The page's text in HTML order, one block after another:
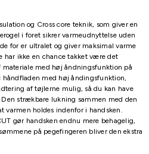
og Cross core teknik, som giver en
i foret sikrer varmeudnyttelse uden
for er ultralet og giver maksimal varme
har ikke en chance takket være det
med høj åndningsfunktion på
med høj åndingsfunktion,
af tøjlerne mulig, så du kan have
strækbare lukning sammen med den
varmen holdes indenfor i handsken.
gør handsken endnu mere behagelig,
på pegefingeren bliver den ekstra